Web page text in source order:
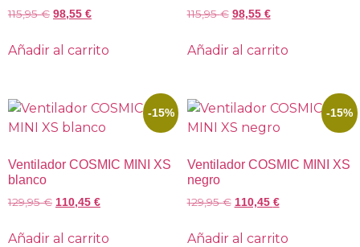
115,95€ 98,55 €
Añadir al carrito
115,95€ 98,55 €
Añadir al carrito
-15%
Ventilador COSMIC MINI XS
blanco
129,95€ 110,45 €
Añadir al carrito
-15%
Ventilador COSMIC MINI XS
negro
129,95€ 110,45 €
Añadir al carrito